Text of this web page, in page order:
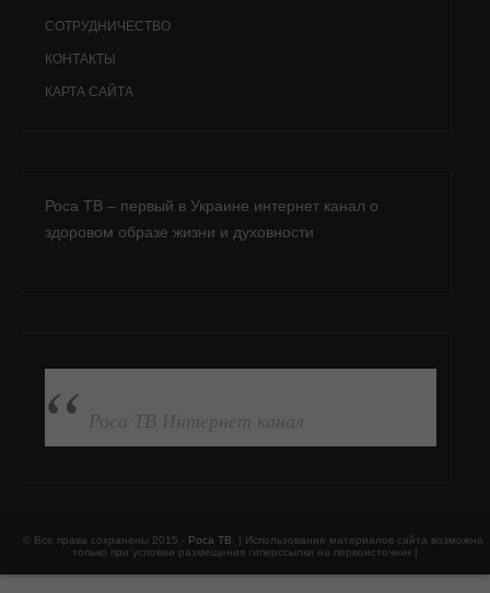
СОТРУДНИЧЕСТВО
КОНТАКТЫ
КАРТА САЙТА
Роса ТВ – первый в Украине интернет канал о
здоровом образе жизни и духовности
ПОДПИСАТЬСЯ НА FB
Роса ТВ Интернет канал
© Все права сохранены 2015 - Роса ТВ . | Использование материалов сайта возможно
только при условии размещения гиперссылки на первоисточник |